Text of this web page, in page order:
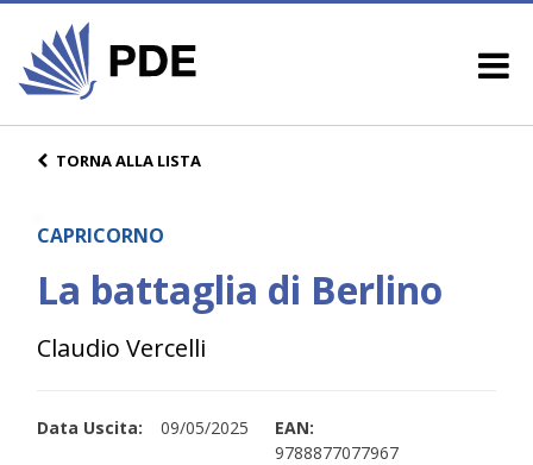
TORNA ALLA LISTA
CAPRICORNO
La battaglia di Berlino
Claudio Vercelli
Data Uscita: 09/05/2025
EAN:
9788877077967